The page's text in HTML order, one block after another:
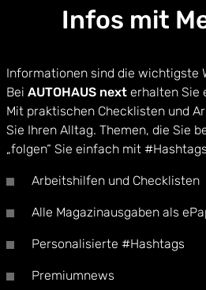
Infos mit
Informationen sind die wichtigste
Bei AUTOHAUS next erhalten Sie
Mit praktischen Checklisten und
Sie Ihren Alltag. Themen, die Sie
„folgen“ Sie einfach mit
Arbeitshilfen und Checklisten
Alle Magazinausgaben als
Personalisierte #Hashtags
Premiumnews